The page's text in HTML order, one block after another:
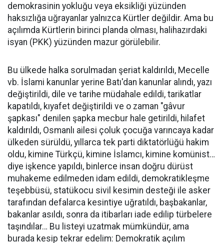
demokrasinin yokluğu veya eksikliği yüzünden
haksızlığa uğrayanlar yalnızca Kürtler değildir. Ama bu
açılımda Kürtlerin birinci planda olması, halihazırdaki
isyan (PKK) yüzünden mazur görülebilir.
Bu ülkede halka sorulmadan şeriat kaldırıldı, Mecelle
vb. İslami kanunlar yerine Batı'dan kanunlar alındı, yazı
değiştirildi, dile ve tarihe müdahale edildi, tarikatlar
kapatıldı, kıyafet değiştirildi ve o zaman "gâvur
şapkası" denilen şapka mecbur hale getirildi, hilafet
kaldırıldı, Osmanlı ailesi çoluk çocuğa varıncaya kadar
ülkeden sürüldü, yıllarca tek parti diktatörlüğü hakim
oldu, kimine Türkçü, kimine İslamcı, kimine komünist…
diye işkence yapıldı, binlerce insan doğru dürüst
muhakeme edilmeden idam edildi, demokratikleşme
teşebbüsü, statükocu sivil kesimin desteği ile asker
tarafından defalarca kesintiye uğratıldı, başbakanlar,
bakanlar asıldı, sonra da itibarları iade edilip türbelere
taşındılar… Bu listeyi uzatmak mümkündür, ama
burada kesip tekrar edelim: Demokratik açılım